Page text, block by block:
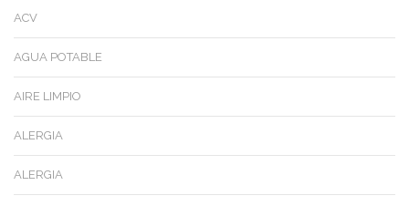
ACV
AGUA POTABLE
AIRE LIMPIO
ALERGIA
ALERGIA